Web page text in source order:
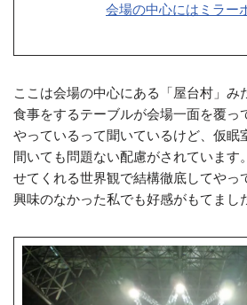
会場の中心にはミラー
ここは会場の中心にある「屋台村」み
食事をするテーブルが会場一面を覆っ
やっているって聞いているけど、仮眠
間いても問題ない配慮がされています
せてくれる世界観で結構徹底してやっ
興味のなかった私でも好感がもてまし